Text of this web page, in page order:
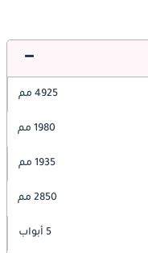
4925 مم
1980 مم
1935 مم
2850 مم
5 أبواب